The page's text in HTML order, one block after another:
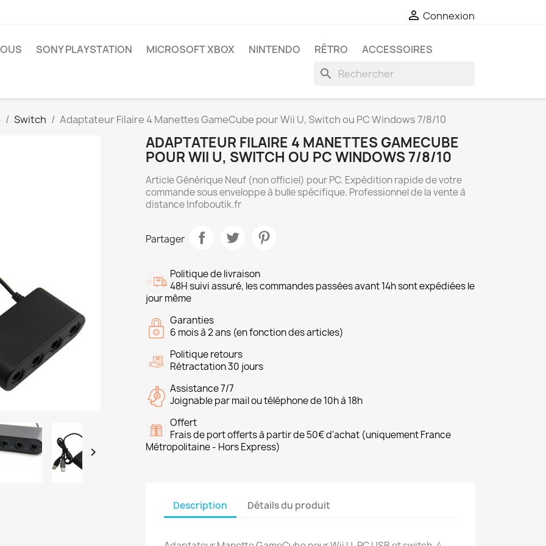
 Connexion
SONY PLAYSTATION MICROSOFT XBOX NINTENDO RÉTRO ACCESSOIRES
search
Switch Adaptateur Filaire 4 Manettes GameCube pour Wii U, Switch ou PC Windows 7/8/10

ADAPTATEUR FILAIRE 4 MANETTES GAMECUBE
POUR WII U, SWITCH OU PC WINDOWS 7/8/10
Article Générique Neuf (non officiel) pour PC. Expédition rapide de votre
commande sous enveloppe à bulle spécifique. Professionnel de la vente à
distance Infoboutik.fr
Partager
Politique de livraison
48H suivi assuré, les commandes passées avant 14h sont expédiées le
jour même
Garanties
6 mois à 2 ans (en fonction des articles)
Politique retours
Rétractation 30 jours
Assistance 7/7
Joignable par mail ou téléphone de 10h à 18h
Offert
Frais de port offerts à partir de 50€ d'achat (uniquement France
Métropolitaine - Hors Express)
Description Détails du produit